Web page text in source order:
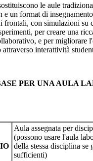
le aule
e un format di
frontali, con simulazioni su
per creare una
e per migliorare
interattività
PER UNA AULA
Aula assegnata per
(possono usare l'aula
della stessa disciplina se
sufficienti)